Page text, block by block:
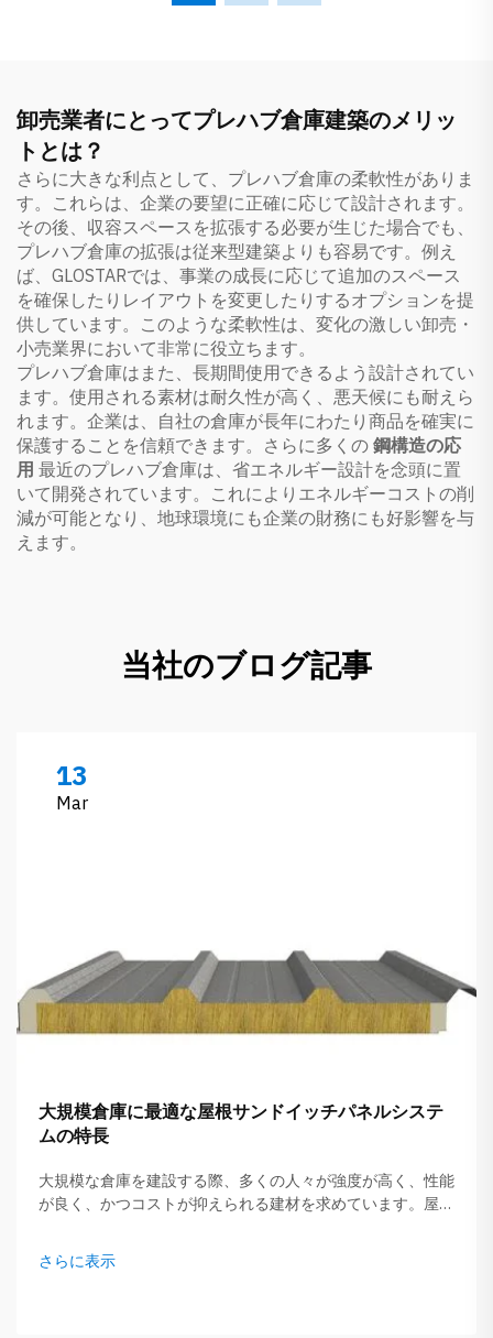
卸売業者にとってプレハブ倉庫建築のメリッ
トとは？
さらに大きな利点として、プレハブ倉庫の柔軟性がありま
す。これらは、企業の要望に正確に応じて設計されます。
その後、収容スペースを拡張する必要が生じた場合でも、
プレハブ倉庫の拡張は従来型建築よりも容易です。例え
ば、GLOSTARでは、事業の成長に応じて追加のスペース
を確保したりレイアウトを変更したりするオプションを提
供しています。このような柔軟性は、変化の激しい卸売・
小売業界において非常に役立ちます。
プレハブ倉庫はまた、長期間使用できるよう設計されてい
ます。使用される素材は耐久性が高く、悪天候にも耐えら
れます。企業は、自社の倉庫が長年にわたり商品を確実に
保護することを信頼できます。さらに多くの 鋼構造の応
用 最近のプレハブ倉庫は、省エネルギー設計を念頭に置
いて開発されています。これによりエネルギーコストの削
減が可能となり、地球環境にも企業の財務にも好影響を与
えます。
当社のブログ記事
13
Mar
大規模倉庫に最適な屋根サンドイッチパネルシステ
ムの特長
大規模な倉庫を建設する際、多くの人々が強度が高く、性能
が良く、かつコストが抑えられる建材を求めています。屋根
人気が高まっています。GLOSTAR社はこの屋根用サンドイ
ッチパネルを専門としており、...
さらに表示